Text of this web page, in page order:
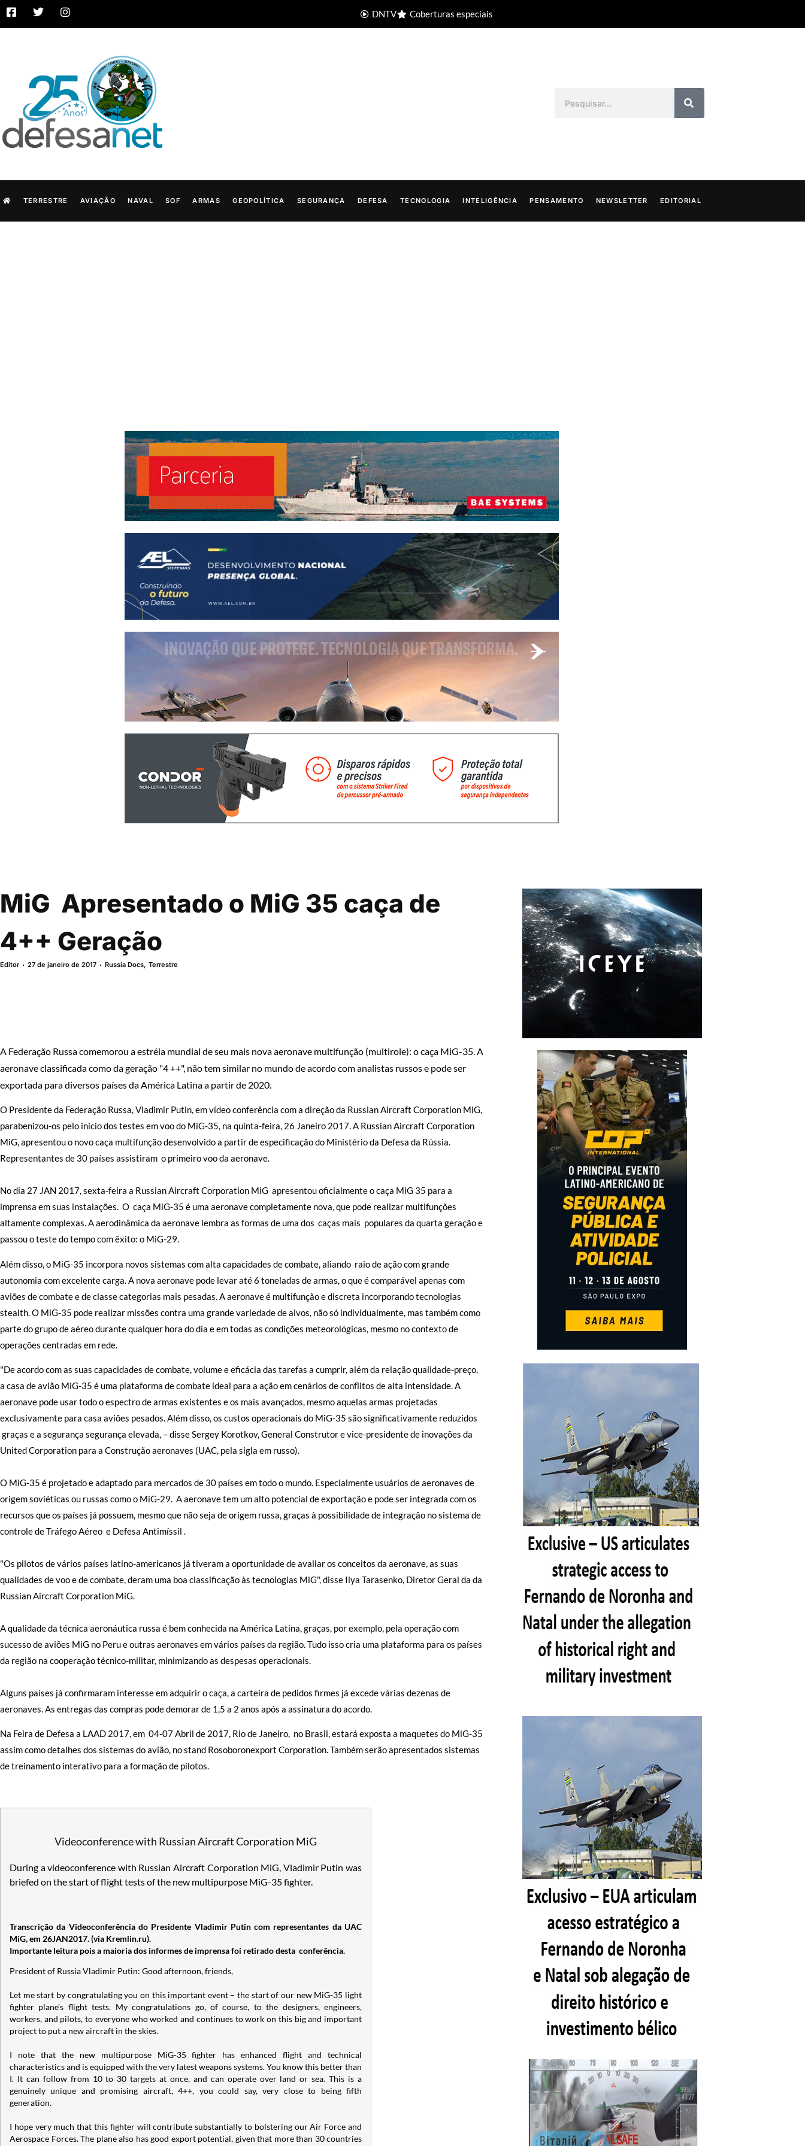
DNTV Coberturas especiais
TERRESTRE AVIAÇÃO NAVAL SOF ARMAS GEOPOLÍTICA SEGURANÇA DEFESA TECNOLOGIA INTELIGÊNCIA PENSAMENTO NEWSLETTER EDITORIAL
MiG  Apresentado o MiG 35 caça de
4++ Geração
Editor 27 de janeiro de 2017 Russia Docs,Terrestre
A Federação Russa comemorou a estréia mundial de seu mais nova aeronave multifunção (multirole): o caça MiG-35. A
aeronave classificada como da geração "4 ++", não tem similar no mundo de acordo com analistas russos e pode ser
exportada para diversos países da América Latina a partir de 2020.
O Presidente da Federação Russa, Vladimir Putin, em vídeo conferência com a direção da Russian Aircraft Corporation MiG,
parabenizou-os pelo inicio dos testes em voo do MiG-35, na quinta-feira, 26 Janeiro 2017. A Russian Aircraft Corporation
MiG, apresentou o novo caça multifunção desenvolvido a partir de especificação do Ministério da Defesa da Rússia.
Representantes de 30 países assistiram o primeiro voo da aeronave.
No dia 27 JAN 2017, sexta-feira a Russian Aircraft Corporation MiG apresentou oficialmente o caça MiG 35 para a
imprensa em suas instalações. O caça MiG-35 é uma aeronave completamente nova, que pode realizar multifunções
altamente complexas. A aerodinâmica da aeronave lembra as formas de uma dos caças mais populares da quarta geração e
passou o teste do tempo com êxito: o MiG-29.
Além disso, o MiG-35 incorpora novos sistemas com alta capacidades de combate, aliando raio de ação com grande
autonomia com excelente carga. A nova aeronave pode levar até 6 toneladas de armas, o que é comparável apenas com
aviões de combate e de classe categorias mais pesadas. A aeronave é multifunção e discreta incorporando tecnologias
stealth. O MiG-35 pode realizar missões contra uma grande variedade de alvos, não só individualmente, mas também como
parte do grupo de aéreo durante qualquer hora do dia e em todas as condições meteorológicas, mesmo no contexto de
operações centradas em rede.
"De acordo com as suas capacidades de combate, volume e eficácia das tarefas a cumprir, além da relação qualidade-preço,
a casa de avião MiG-35 é uma plataforma de combate ideal para a ação em cenários de conflitos de alta intensidade. A
aeronave pode usar todo o espectro de armas existentes e os mais avançados, mesmo aquelas armas projetadas
exclusivamente para casa aviões pesados. Além disso, os custos operacionais do MiG-35 são significativamente reduzidos
graças e a segurança segurança elevada, – disse Sergey Korotkov, General Construtor e vice-presidente de inovações da
United Corporation para a Construção aeronaves (UAC, pela sigla em russo).
O MiG-35 é projetado e adaptado para mercados de 30 países em todo o mundo. Especialmente usuários de aeronaves de
origem soviéticas ou russas como o MiG-29. A aeronave tem um alto potencial de exportação e pode ser integrada com os
recursos que os países já possuem, mesmo que não seja de origem russa, graças à possibilidade de integração no sistema de
controle de Tráfego Aéreo e Defesa Antimíssil .
"Os pilotos de vários países latino-americanos já tiveram a oportunidade de avaliar os conceitos da aeronave, as suas
qualidades de voo e de combate, deram uma boa classificação às tecnologias MiG", disse Ilya Tarasenko, Diretor Geral da da
Russian Aircraft Corporation MiG.
A qualidade da técnica aeronáutica russa é bem conhecida na América Latina, graças, por exemplo, pela operação com
sucesso de aviões MiG no Peru e outras aeronaves em vários países da região. Tudo isso cria uma plataforma para os países
da região na cooperação técnico-militar, minimizando as despesas operacionais.
Alguns países já confirmaram interesse em adquirir o caça, a carteira de pedidos firmes já excede várias dezenas de
aeronaves. As entregas das compras pode demorar de 1,5 a 2 anos após a assinatura do acordo.
Na Feira de Defesa a LAAD 2017, em 04-07 Abril de 2017, Rio de Janeiro, no Brasil, estará exposta a maquetes do MiG-35
assim como detalhes dos sistemas do avião, no stand Rosoboronexport Corporation. Também serão apresentados sistemas
de treinamento interativo para a formação de pilotos.
Videoconference with Russian Aircraft Corporation MiG
During a videoconference with Russian Aircraft Corporation MiG, Vladimir Putin was
briefed on the start of flight tests of the new multipurpose MiG-35 fighter.
Transcrição da Videoconferência do Presidente Vladimir Putin com representantes da UAC
MiG, em 26JAN2017. (via Kremlin.ru).
Importante leitura pois a maioria dos informes de imprensa foi retirado desta conferência.
President of Russia Vladimir Putin: Good afternoon, friends,
Let me start by congratulating you on this important event – the start of our new MiG-35 light
fighter plane’s flight tests. My congratulations go, of course, to the designers, engineers,
workers, and pilots, to everyone who worked and continues to work on this big and important
project to put a new aircraft in the skies.
I note that the new multipurpose MiG-35 fighter has enhanced flight and technical
characteristics and is equipped with the very latest weapons systems. You know this better than
I. It can follow from 10 to 30 targets at once, and can operate over land or sea. This is a
genuinely unique and promising aircraft, 4++, you could say, very close to being fifth
generation.
I hope very much that this fighter will contribute substantially to bolstering our Air Force and
Aerospace Forces. The plane also has good export potential, given that more than 30 countries